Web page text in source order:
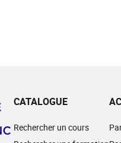
CATALOGUE
Rechercher un cours